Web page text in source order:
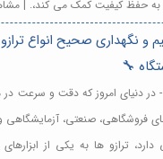
به حفظ کیفیت کمک می کند،. |
و نگهداری صحیح انواع
🔧
- در دنیای امروز که دقت و سرعت
فروشگاهی، صنعتی،
دارد، ترازو ها به یکی از